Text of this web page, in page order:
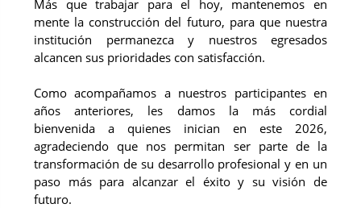
Más que trabajar para el hoy, mantenemos en
mente la construcción del futuro, para que nuestra
institución permanezca y nuestros egresados
alcancen sus prioridades con satisfacción.
Como acompañamos a nuestros participantes en
años anteriores, les damos la más cordial
bienvenida a quienes inician en este 2026,
agradeciendo que nos permitan ser parte de la
transformación de su desarrollo profesional y en un
paso más para alcanzar el éxito y su visión de
futuro.